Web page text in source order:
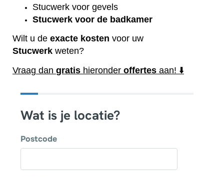
Stucwerk voor gevels
Stucwerk voor de badkamer
Wilt u de exacte kosten voor uw
Stucwerk weten?
Vraag dan gratis hieronder offertes aan! ⬇️